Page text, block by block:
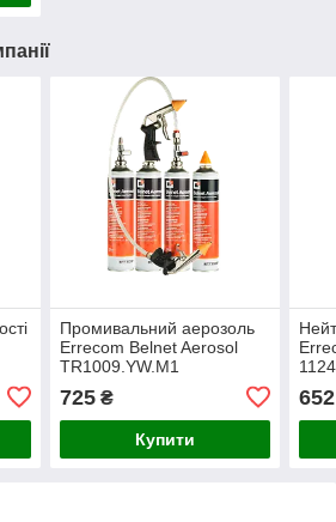
Промивальний аерозоль
Errecom Belnet Aerosol
TR1009.YW.M1
725₴
Купити
652